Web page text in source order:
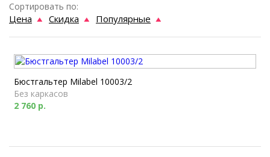
Сортировать по:
Цена Скидка Популярные
Бюстгальтер Milabel 10003/2
Без каркасов
2 760 р.